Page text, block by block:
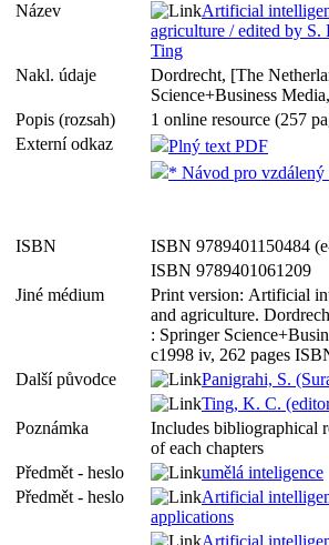
Název
Artificial
agriculture / edited by S.
Ting
Nakl. údaje
Dordrecht, [The
Science+Business
Popis (rozsah)
1 online resource (257
Externí odkaz
Plný text PDF
* Návod pro vzdálený
ISBN
ISBN 9789401150484
ISBN 9789401061209
Jiné médium
Print version: Artificial
and agriculture.
: Springer
c1998 iv, 262 pages
Další původce
Panigrahi, S.
Ting, K. C.
Poznámka
Includes bibliographical
of each chapters
Předmět - heslo
umělá inteligence
Předmět - heslo
Artificial
applications
Artificial